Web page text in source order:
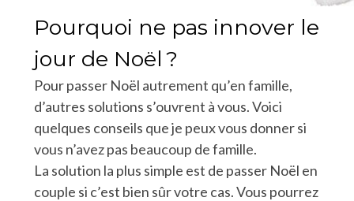
Pourquoi ne pas innover le
jour de Noël ?
Pour passer Noël autrement qu’en famille,
d’autres solutions s’ouvrent à vous. Voici
quelques conseils que je peux vous donner si
vous n’avez pas beaucoup de famille.
La solution la plus simple est de passer Noël en
couple si c’est bien sûr votre cas. Vous pourrez